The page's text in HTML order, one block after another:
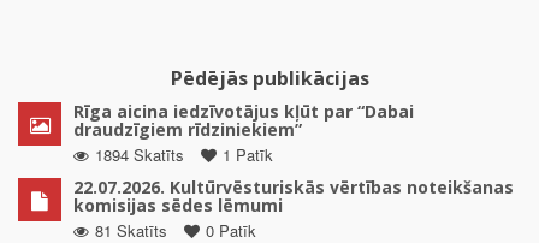
Pēdējās publikācijas
Rīga aicina iedzīvotājus kļūt par “Dabai
draudzīgiem rīdziniekiem”
1894 Skatīts
1 Patīk
22.07.2026. Kultūrvēsturiskās vērtības noteikšanas
komisijas sēdes lēmumi
81 Skatīts
0 Patīk